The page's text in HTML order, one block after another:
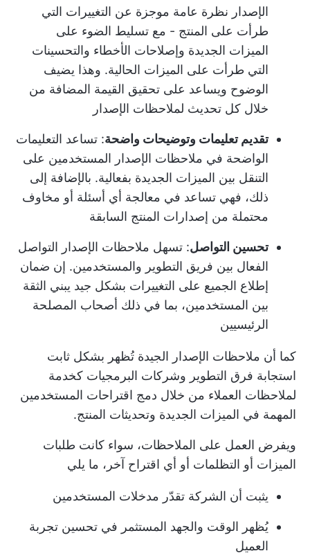
الإصدار نظرة عامة موجزة عن التغييرات التي
طرأت على المنتج - مع تسليط الضوء على
الميزات الجديدة وإصلاحات الأخطاء والتحسينات
التي طرأت على الميزات الحالية. وهذا يضيف
الوضوح ويساعد على تحقيق القيمة المضافة من
خلال كل تحديث لملاحظات الإصدار
تقديم تعليمات وتوضيحات واضحة: تساعد التعليمات
الواضحة في ملاحظات الإصدار المستخدمين على
التنقل بين الميزات الجديدة بفعالية. بالإضافة إلى
ذلك، فهي تساعد في معالجة أي أسئلة أو مخاوف
محتملة من إصدارات المنتج السابقة
تحسين التواصل: تسهل ملاحظات الإصدار التواصل
الفعال بين فريق التطوير والمستخدمين. إن ضمان
إطلاع الجميع على التغييرات بشكل جيد يبني الثقة
بين المستخدمين، بما في ذلك أصحاب المصلحة
الرئيسيين
كما أن ملاحظات الإصدار الجيدة تُظهر بشكل ثابت
استجابة فرق التطوير وشركات البرمجيات كخدمة
لملاحظات العملاء من خلال دمج اقتراحات المستخدمين
المهمة في الميزات الجديدة وتحديثات المنتج.
ويفرض العمل على الملاحظات، سواء كانت طلبات
الميزات أو التظلمات أو أي اقتراح آخر، ما يلي
يثبت أن الشركة تقدّر مدخلات المستخدمين
يُظهر الوقت والجهد المستثمر في تحسين تجربة
العميل